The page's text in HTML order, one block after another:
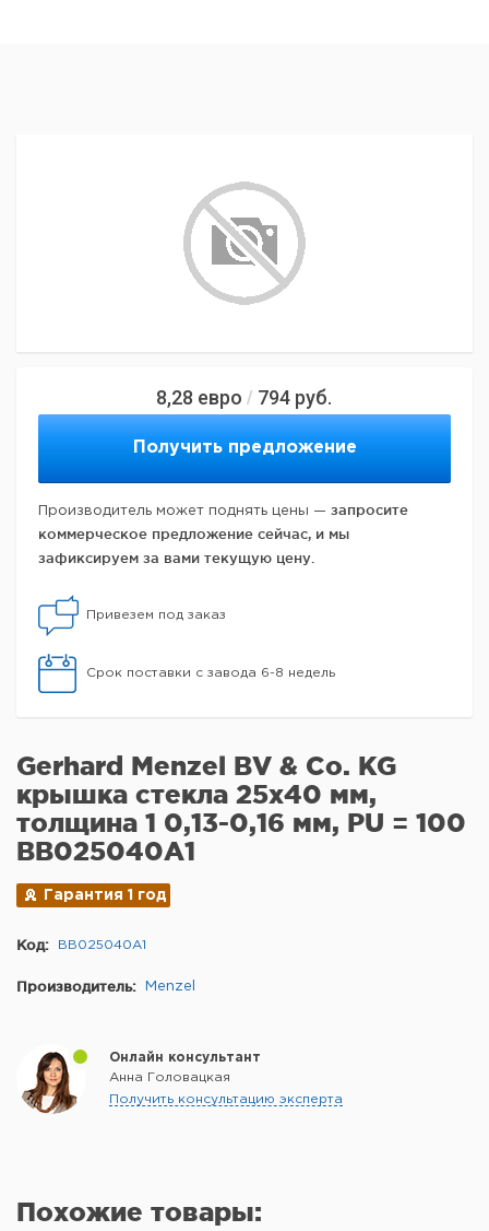
8,28 евро / 794 руб.
Получить предложение
Производитель может поднять цены — запросите
коммерческое предложение сейчас, и мы
зафиксируем за вами текущую цену.
Привезем под заказ
Срок поставки с завода 6-8 недель
Gerhard Menzel BV & Co. KG
крышка стекла 25x40 мм,
толщина 1 0,13-0,16 мм, PU = 100
BB025040A1
Гарантия 1 год
Код: BB025040A1
Производитель: Menzel
Онлайн консультант
Анна Головацкая
Получить консультацию эксперта
Похожие товары: